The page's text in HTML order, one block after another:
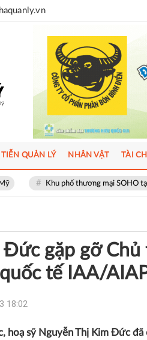
thương mại SOHO tại The Global City:
QUẢN LÝ NHÂN VẬT TÀI
Đức gặp gỡ
tế IAA/
18:02
hoạ sỹ Nguyễn Thị Kim Đức